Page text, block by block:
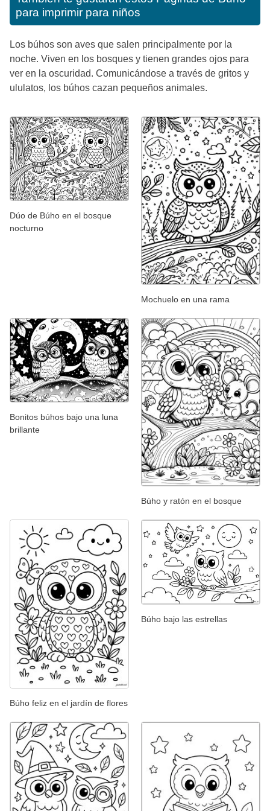
para imprimir para niños
Los búhos son aves que salen principalmente por la
noche. Viven en los bosques y tienen grandes ojos para
ver en la oscuridad. Comunicándose a través de gritos y
ululatos, los búhos cazan pequeños animales.
Dúo de Búho en el bosque
nocturno
Mochuelo en una rama
Bonitos búhos bajo una luna
brillante
Búho y ratón en el bosque
Búho feliz en el jardín de flores
Búho bajo las estrellas